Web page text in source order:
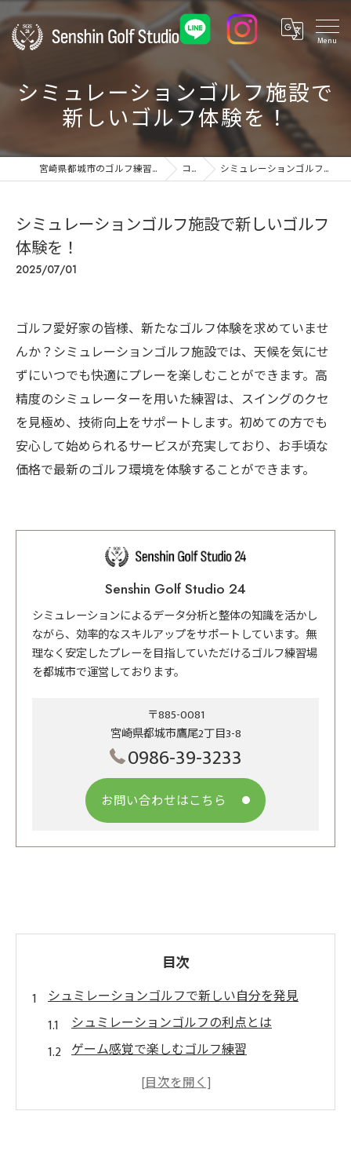
シミュレーションゴルフ施設で
新しいゴルフ体験を！
宮崎県都城市のゴルフ練習場ならSenshin Golf Studio 24 コラム シミュレーションゴルフ施設で新しいゴルフ体験を！
シミュレーションゴルフ施設で新しいゴルフ
体験を！
2025/07/01
ゴルフ愛好家の皆様、新たなゴルフ体験を求めていませ
んか？シミュレーションゴルフ施設では、天候を気にせ
ずにいつでも快適にプレーを楽しむことができます。高
精度のシミュレーターを用いた練習は、スイングのクセ
を見極め、技術向上をサポートします。初めての方でも
安心して始められるサービスが充実しており、お手頃な
価格で最新のゴルフ環境を体験することができます。
Senshin Golf Studio 24
シミュレーションによるデータ分析と整体の知識を活かし
ながら、効率的なスキルアップをサポートしています。無
理なく安定したプレーを目指していただけるゴルフ練習場
を都城市で運営しております。
〒885-0081
宮崎県都城市鷹尾2丁目3-8
0986-39-3233
お問い合わせはこちら
目次
シュミレーションゴルフで新しい自分を発見
シュミレーションゴルフの利点とは
ゲーム感覚で楽しむゴルフ練習
実際のコースを体験できるシミュレーショ